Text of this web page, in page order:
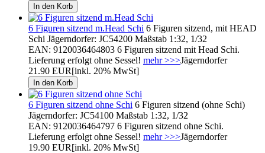
6 Figuren sitzend m.Head Schi 6 Figuren sitzend, mit HEAD
Schi Jägerndorfer: JC54200 Maßstab 1:32, 1/32
EAN: 9120036464803 6 Figuren sitzend mit Head Schi.
Lieferung erfolgt ohne Sessel! mehr >>>Jägerndorfer
21.90 EUR[inkl. 20% MwSt]
6 Figuren sitzend ohne Schi 6 Figuren sitzend (ohne Schi)
Jägerndorfer: JC54100 Maßstab 1:32, 1/32
EAN: 9120036464797 6 Figuren sitzend ohne Schi.
Lieferung erfolgt ohne Sessel! mehr >>>Jägerndorfer
19.90 EUR[inkl. 20% MwSt]